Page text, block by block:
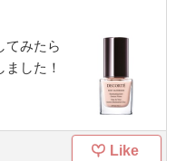
てみたら
した！
Like